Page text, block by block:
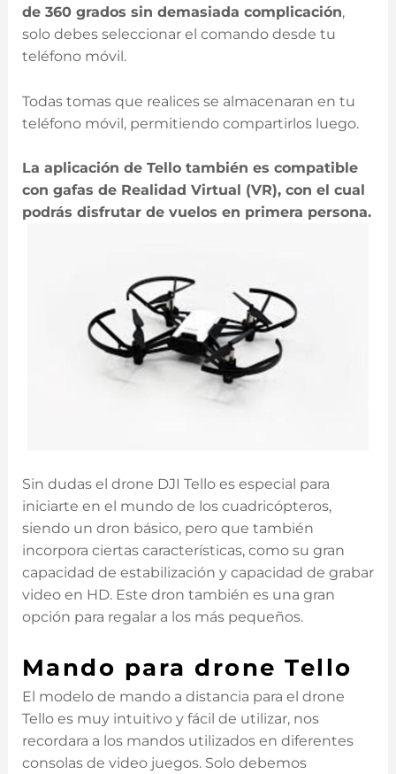
de 360 grados sin demasiada complicación,
solo debes seleccionar el comando desde tu
teléfono móvil.
Todas tomas que realices se almacenaran en tu
teléfono móvil, permitiendo compartirlos luego.
La aplicación de Tello también es compatible
con gafas de Realidad Virtual (VR), con el cual
podrás disfrutar de vuelos en primera persona.
Sin dudas el drone DJI Tello es especial para
iniciarte en el mundo de los cuadricópteros,
siendo un dron básico, pero que también
incorpora ciertas características, como su gran
capacidad de estabilización y capacidad de grabar
video en HD. Este dron también es una gran
opción para regalar a los más pequeños.
Mando para drone Tello
El modelo de mando a distancia para el drone
Tello es muy intuitivo y fácil de utilizar, nos
recordara a los mandos utilizados en diferentes
consolas de video juegos. Solo debemos